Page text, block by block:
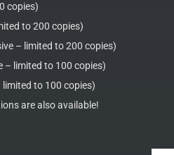
copies)
to 200 copies)
– limited to 200 copies)
– limited to 100 copies)
to 100 copies)
are also available!